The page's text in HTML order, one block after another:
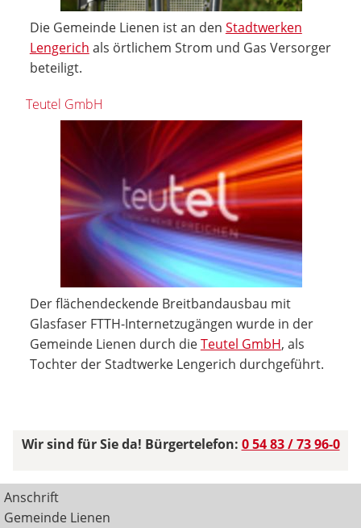
Die Gemeinde Lienen ist an den Stadtwerken
Lengerich als örtlichem Strom und Gas Versorger
beteiligt.
Teutel GmbH
Der flächendeckende Breitbandausbau mit
Glasfaser FTTH-Internetzugängen wurde in der
Gemeinde Lienen durch dieTeutel GmbH, als
Tochter der Stadtwerke Lengerich durchgeführt.
Wir sind für Sie da! Bürgertelefon: 0 54 83 / 73 96-0
Anschrift
Gemeinde Lienen